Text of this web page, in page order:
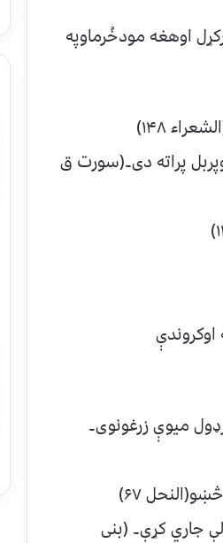
اوهغه مودخُرماوپه
پراته دی۔(سورت ق
میوې زرغونوی۔
جاري کړې۔ (بنی